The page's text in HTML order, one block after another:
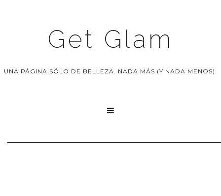
Get Glam
UNA PÁGINA SÓLO DE BELLEZA. NADA MÁS (Y NADA MENOS).
